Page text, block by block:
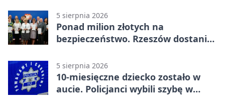
5 sierpnia 2026
Ponad milion złotych na
bezpieczeństwo. Rzeszów dostanie
5 sierpnia 2026
10-miesięczne dziecko zostało w
aucie. Policjanci wybili szybę w